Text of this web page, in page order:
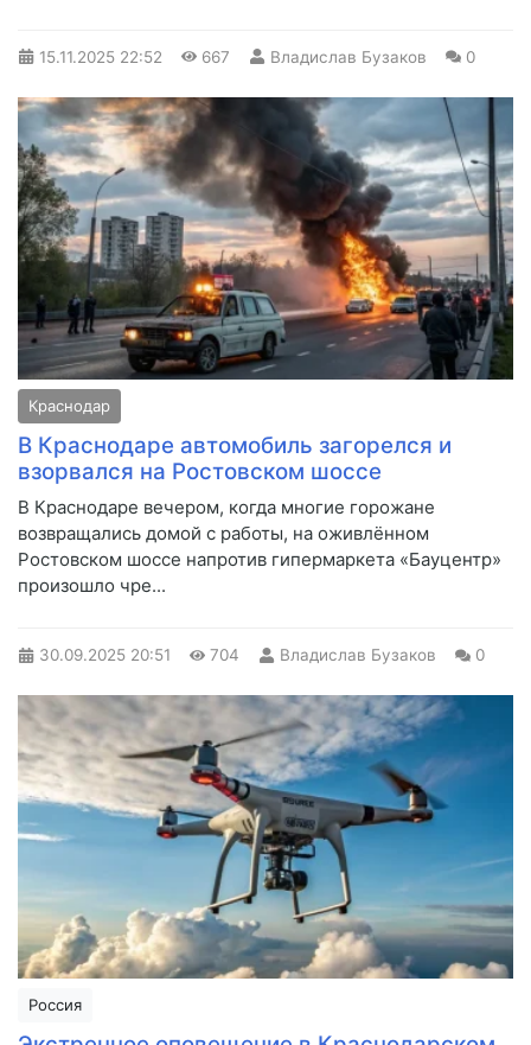
15.11.2025 22:52 667 Владислав Бузаков 0
Краснодар
В Краснодаре автомобиль загорелся и
взорвался на Ростовском шоссе
В Краснодаре вечером, когда многие горожане
возвращались домой с работы, на оживлённом
Ростовском шоссе напротив гипермаркета «Бауцентр»
произошло чре...
30.09.2025 20:51 704 Владислав Бузаков 0
Россия